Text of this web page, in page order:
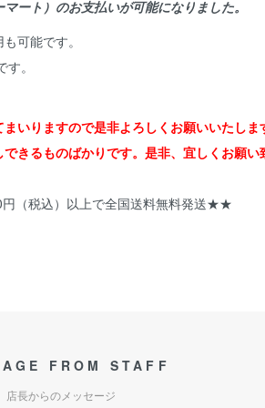
ート）のお支払いが可能になりました。
可能です。
。
いりますので是非よろしくお願いいたしま
きるものばかりです。是非、宜しくお願い
（税込）以上で全国送料無料発送★★
FROM STAFF
店長からのメッセージ